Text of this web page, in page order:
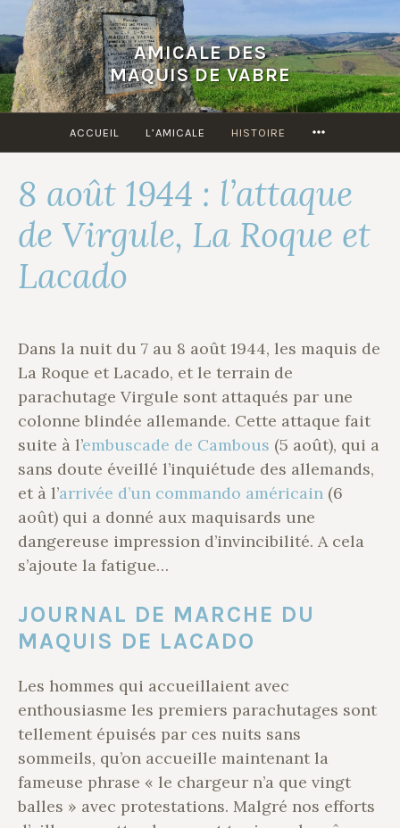
Accéder
au
contenu
principal
AMICALE DES
MAQUIS DE VABRE
ACCUEIL L’AMICALE HISTOIRE
8 août 1944 : l’attaque
de Virgule, La Roque et
Lacado
Dans la nuit du 7 au 8 août 1944, les maquis de
La Roque et Lacado, et le terrain de
parachutage Virgule sont attaqués par une
colonne blindée allemande. Cette attaque fait
suite à l’embuscade de Cambous (5 août), qui a
sans doute éveillé l’inquiétude des allemands,
et à l’arrivée d’un commando américain (6
août) qui a donné aux maquisards une
dangereuse impression d’invincibilité. A cela
s’ajoute la fatigue…
JOURNAL DE MARCHE DU
MAQUIS DE LACADO
Les hommes qui accueillaient avec
enthousiasme les premiers parachutages sont
tellement épuisés par ces nuits sans
sommeils, qu’on accueille maintenant la
fameuse phrase « le chargeur n’a que vingt
balles » avec protestations. Malgré nos efforts